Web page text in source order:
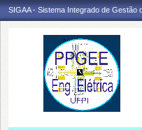
SIGAA - Sistema Integrado de Gestão